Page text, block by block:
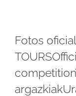
Fotos